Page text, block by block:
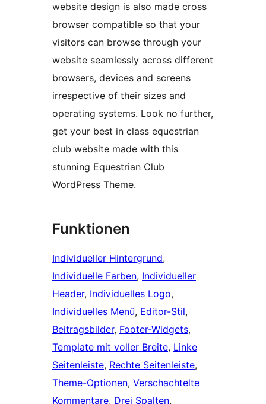
website design is also made cross
browser compatible so that your
visitors can browse through your
website seamlessly across different
browsers, devices and screens
irrespective of their sizes and
operating systems. Look no further,
get your best in class equestrian
club website made with this
stunning Equestrian Club
WordPress Theme.
Funktionen
Individueller Hintergrund
Individuelle Farben, Individueller
Header, Individuelles Logo
Individuelles Menü, Editor-Stil
Beitragsbilder, Footer-Widgets
Template mit voller Breite, Linke
Seitenleiste, Rechte Seitenleiste
Theme-Optionen, Verschachtelte
Kommentare, Drei Spalten